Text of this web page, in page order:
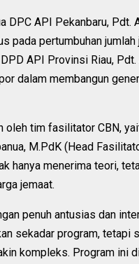
DPC API Pekanbaru,
pada pertumbuhan
API Provinsi Riau,
dalam membangun
oleh tim fasilitator CBN,
M.PdK (Head
hanya menerima teori,
jemaat.
penuh antusias dan
sekadar program, tetapi
kompleks. Program ini